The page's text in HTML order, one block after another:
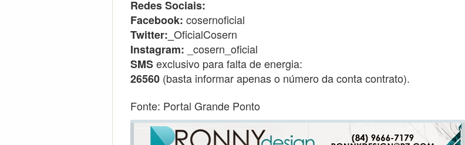
Redes Sociais:
Facebook: cosernoficial
Twitter:_ OficialCosern
Instagram: _cosern_oficial
SMSexclusivo para falta de energia:
26560 (basta informar apenas o número da conta contrato).
Fonte: Portal Grande Ponto